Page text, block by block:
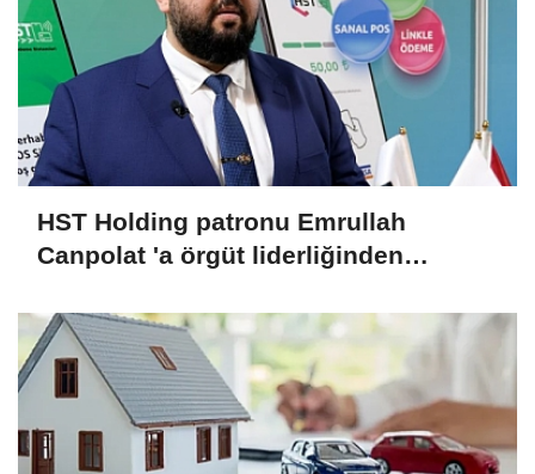
HST Holding patronu Emrullah
Canpolat 'a örgüt liderliğinden
malvarlığına el konuldu